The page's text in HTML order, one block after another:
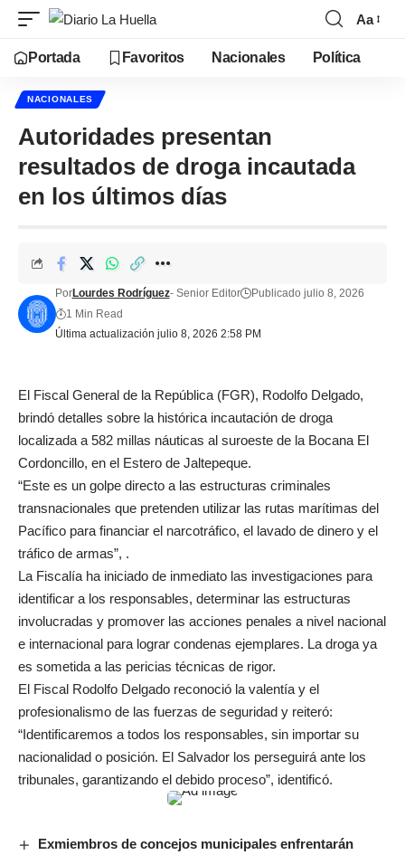
Aa
Portada Favoritos Nacionales Política
NACIONALES
Autoridades presentan
resultados de droga incautada
en los últimos días
Última actualización julio 8, 2026 2:58 PM
PorLourdes Rodríguez- Senior Editor
Publicado julio 8, 2026
1 Min Read
El Fiscal General de la República (FGR), Rodolfo Delgado,
brindó detalles sobre la histórica incautación de droga
localizada a 582 millas náuticas al suroeste de la Bocana El
Cordoncillo, en el Estero de Jaltepeque.
“Este es un golpe directo a las estructuras criminales
transnacionales que pretenden utilizar las rutas marítimas del
Pacífico para financiar el narcotráfico, el lavado de dinero y el
tráfico de armas”, .
La Fiscalía ha iniciado de inmediato las investigaciones para
identificar a los responsables, determinar las estructuras
involucradas y promover las acciones penales a nivel nacional
e internacional para lograr condenas ejemplares. La droga ya
es sometida a las pericias técnicas de rigor.
El Fiscal Rodolfo Delgado reconoció la valentía y el
profesionalismo de las fuerzas de seguridad y reiteró:
“Identificaremos a todos los responsables, sin importar su
nacionalidad o posición. El Salvador los perseguirá ante los
tribunales, garantizando el debido proceso”, identificó.
Exmiembros de concejos municipales enfrentarán